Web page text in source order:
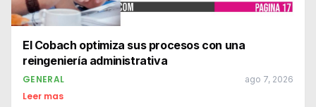
El Cobach optimiza sus procesos con una
reingeniería administrativa
GENERAL ago 7, 2026
Leer mas